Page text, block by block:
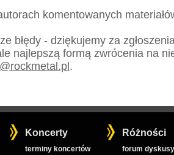
komentowanych
błędy - dziękujemy za
najlepszą formą zwrócenia na
@rockmetal.pl.
Koncerty
terminy koncertów
Różności
forum